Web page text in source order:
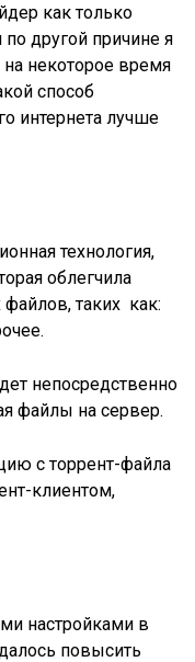
как только
другой причине я
на некоторое время
способ
интернета лучше
технология,
облегчила
таких как:
непосредственно
файлы на сервер.
с торрент-файла
клиентом,
настройками в
повысить